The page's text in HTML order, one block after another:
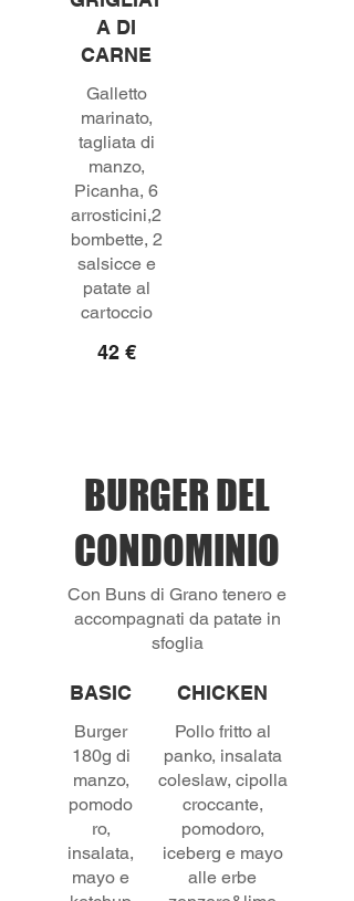
A DI
CARNE
Galletto
marinato,
tagliata di
manzo,
Picanha, 6
arrosticini,2
bombette, 2
salsicce e
patate al
cartoccio
42 €
BURGER DEL
CONDOMINIO
Con Buns di Grano tenero e
accompagnati da patate in
sfoglia
BASIC
Burger
180g di
manzo,
pomodo
ro,
insalata,
mayo e
CHICKEN
Pollo fritto al
panko, insalata
coleslaw, cipolla
croccante,
pomodoro,
iceberg e mayo
alle erbe